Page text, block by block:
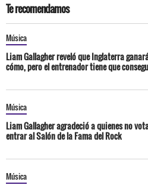
Te recomendamos
Música
Liam Gallagher reveló que Inglaterra
cómo, pero el entrenador tiene que
Música
Liam Gallagher agradeció a quienes no
entrar al Salón de la Fama del Rock
Música